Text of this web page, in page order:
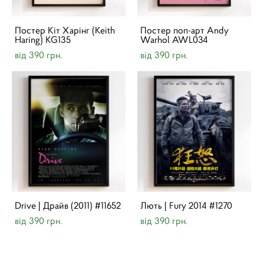
Постер Кіт Харінг (Keith
Haring) KG135
від 390 грн.
Постер поп-арт Andy
Warhol AWL034
від 390 грн.
Drive | Драйв (2011) #11652
від 390 грн.
Лють | Fury 2014 #1270
від 390 грн.